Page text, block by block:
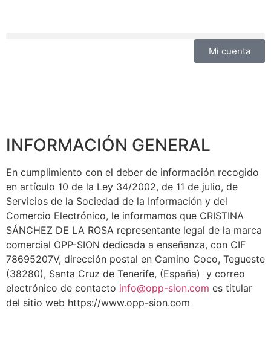
Mi cuenta
INFORMACIÓN GENERAL
En cumplimiento con el deber de información recogido
en artículo 10 de la Ley 34/2002, de 11 de julio, de
Servicios de la Sociedad de la Información y del
Comercio Electrónico, le informamos que CRISTINA
SÁNCHEZ DE LA ROSA representante legal de la marca
comercial OPP-SION dedicada a enseñanza, con CIF
78695207V, dirección postal en Camino Coco, Tegueste
(38280), Santa Cruz de Tenerife, (España) y correo
electrónico de contacto info@opp-sion.com es titular
del sitio web https://www.opp-sion.com